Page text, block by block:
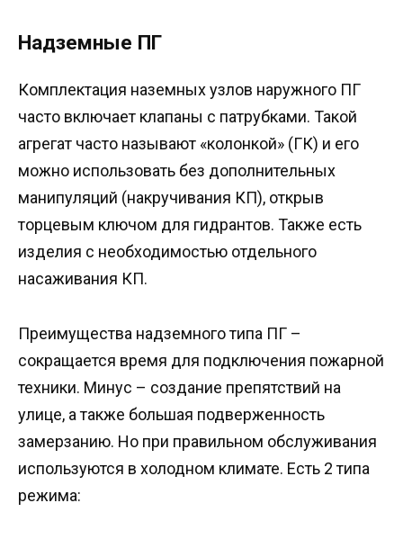
Надземные ПГ
Комплектация наземных узлов наружного ПГ
часто включает клапаны с патрубками. Такой
агрегат часто называют «колонкой» (ГК) и его
можно использовать без дополнительных
манипуляций (накручивания КП), открыв
торцевым ключом для гидрантов. Также есть
изделия с необходимостью отдельного
насаживания КП.
Преимущества надземного типа ПГ –
сокращается время для подключения пожарной
техники. Минус – создание препятствий на
улице, а также большая подверженность
замерзанию. Но при правильном обслуживания
используются в холодном климате. Есть 2 типа
режима: